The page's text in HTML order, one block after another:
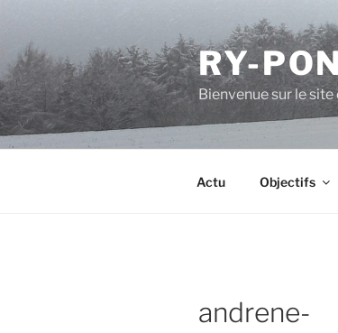
contenu
principal
RY-
Bienvenue sur le
Actu Objectifs
andrene-